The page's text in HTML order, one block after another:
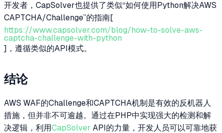
开发者，CapSolver也提供了类似“如何使用Python解决AWS
CAPTCHA/Challenge”的指南[
https://www.capsolver.com/blog/how-to-solve-aws-
captcha-challenge-with-python
]，遵循类似的API模式。
结论
AWS WAF的Challenge和CAPTCHA机制是有效的反机器人
措施，但并非不可逾越。通过在PHP中实现强大的检测和解
决逻辑，利用CapSolver API的力量，开发人员可以可靠地获